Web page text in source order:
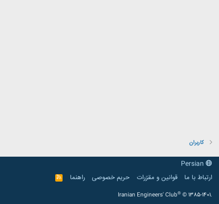
کاربران
ارتباط با ما
قوانین و مقرّرات حریم خصوصی راهنما
R
S
Iranian Engineers' Club® © 1385-1401.